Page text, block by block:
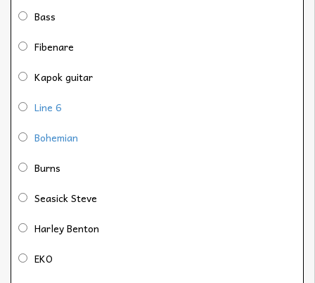
Bass
Fibenare
Kapok guitar
Line 6
Bohemian
Burns
Seasick Steve
Harley Benton
EKO